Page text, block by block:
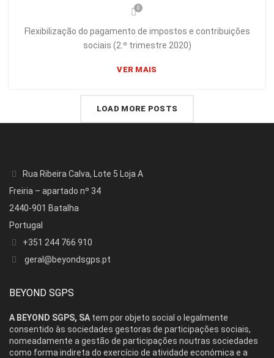
0
Flexibilização do pagamento de impostos e contribuições
sociais (2.º trimestre 2020)
VER MAIS
LOAD MORE POSTS
Rua Ribeira Calva, Lote 5 Loja A
Freiria – apartado nº 34
2440-901 Batalha
Portugal
+351 244 766 910
geral@beyondsgps.pt
BEYOND SGPS
A BEYOND SGPS, SA tem por objeto social o legalmente
consentido às sociedades gestoras de participações sociais,
nomeadamente a gestão de participações noutras sociedades
como forma indireta do exercício de atividade económica e a